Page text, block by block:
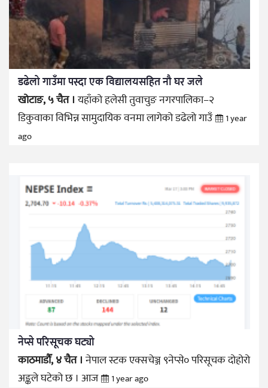
डढेलो गाउँमा पस्दा एक विद्यालयसहित नौ घर जले
खोटाङ, ५ चैत ।यहाँको हलेसी तुवाचुङ नगरपालिका–२
डिकुवाका विभिन्न सामुदायिक वनमा लागेको डढेलो गाउँ
1 year
ago
नेप्से परिसूचक घट्यो
काठमाडौँ, ४ चैत ।नेपाल स्टक एक्सचेञ्ज ९नेप्से० परिसूचक दोहोरो
अङ्कले घटेको छ । आज
1 year ago